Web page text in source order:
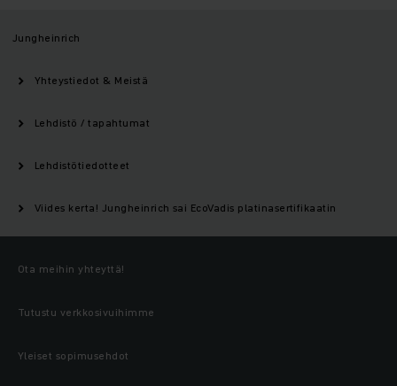
Jungheinrich
Yhteystiedot & Meistä
Lehdistö / tapahtumat
Lehdistötiedotteet
Viides kerta! Jungheinrich sai EcoVadis platinasertifikaatin
Ota meihin yhteyttä!
Tutustu verkkosivuihimme
Yleiset sopimusehdot